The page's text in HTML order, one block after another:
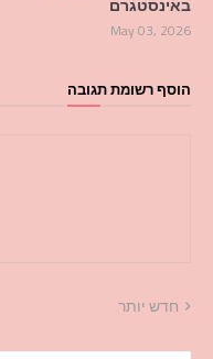
May 03, 2026
הוסף רשומת תגובה
חדש יותר